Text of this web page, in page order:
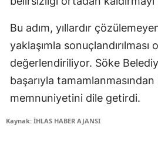
Bu adım, yıllardır
yaklaşımla sonuçlandırılması
değerlendiriliyor. Söke
başarıyla tamamlanmasından
memnuniyetini dile getirdi.
Kaynak: İHLAS HABER AJANSI